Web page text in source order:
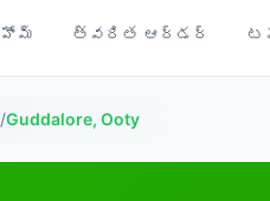
హోమ్ త్వరిత ఆర్డర్
/Guddalore, Ooty